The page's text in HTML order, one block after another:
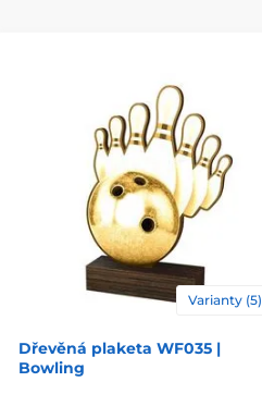
Varianty (5)
Dřevěná plaketa WF035 |
Bowling